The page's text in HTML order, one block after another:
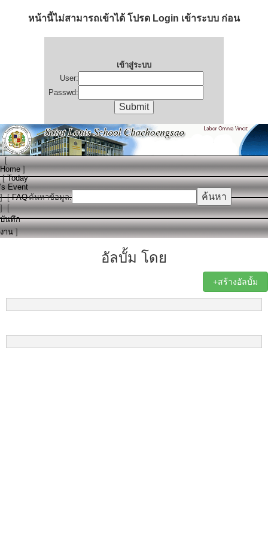
หน้านี้ไม่สามารถเข้าได้ โปรด Login เข้าระบบ ก่อน
เข้าสู่ระบบ
User:
Passwd:
[
Home]
[Today
's Event
] [FAQ
] [
บันทึก
งาน]
ค้นหาข้อมูล:
อัลบั้ม โดย